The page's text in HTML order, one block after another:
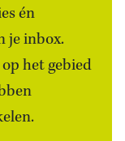
én
je inbox.
het gebied